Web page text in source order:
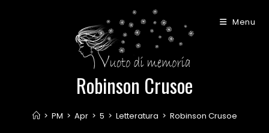
Menu
Robinson Crusoe
> PM > Apr > 5 > Letteratura > Robinson Crusoe